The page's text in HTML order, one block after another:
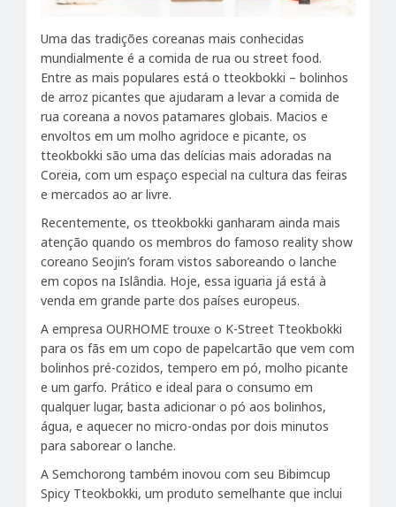
Uma das tradições coreanas mais conhecidas
mundialmente é a comida de rua ou street food.
Entre as mais populares está o tteokbokki – bolinhos
de arroz picantes que ajudaram a levar a comida de
rua coreana a novos patamares globais. Macios e
envoltos em um molho agridoce e picante, os
tteokbokki são uma das delícias mais adoradas na
Coreia, com um espaço especial na cultura das feiras
e mercados ao ar livre.
Recentemente, os tteokbokki ganharam ainda mais
atenção quando os membros do famoso reality show
coreano Seojin’s foram vistos saboreando o lanche
em copos na Islândia. Hoje, essa iguaria já está à
venda em grande parte dos países europeus.
A empresa OURHOME trouxe o K-Street Tteokbokki
para os fãs em um copo de papelcartão que vem com
bolinhos pré-cozidos, tempero em pó, molho picante
e um garfo. Prático e ideal para o consumo em
qualquer lugar, basta adicionar o pó aos bolinhos,
água, e aquecer no micro-ondas por dois minutos
para saborear o lanche.
A Semchorong também inovou com seu Bibimcup
Spicy Tteokbokki, um produto semelhante que inclui